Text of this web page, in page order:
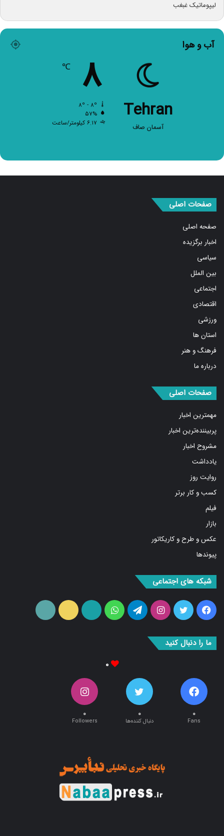
آب و هوا
Tehran
آسمان صاف
۸ ℃
۵۷%
۶.۱۷ کیلومتر/ساعت
صفحات اصلی
صفحه اصلی
اخبار برگزیده
سیاسی
بین الملل
اجتماعی
اقتصادی
ورزشی
استان ها
فرهنگ و هنر
درباره ما
صفحات اصلی
مهمترین اخبار
پربیننده‌ترین اخبار
مشروح اخبار
یادداشت
روایت روز
کسب و کار برتر
فیلم
بازار
عکس و طرح و کاریکاتور
پیوندها
شبکه های اجتماعی
فیس
توییتر اینستاگرامتلگرام واتس
آپارات ایتا
ما را دنبال کنید
۰
۰
Fans
۰
دنبال کننده‌ها
۰
Followers